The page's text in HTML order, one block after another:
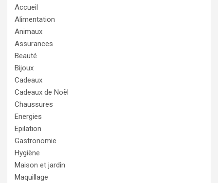
Accueil
Alimentation
Animaux
Assurances
Beauté
Bijoux
Cadeaux
Cadeaux de Noël
Chaussures
Energies
Epilation
Gastronomie
Hygiène
Maison et jardin
Maquillage